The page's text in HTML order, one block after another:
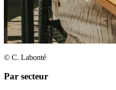
© C. Labonté
Par secteur